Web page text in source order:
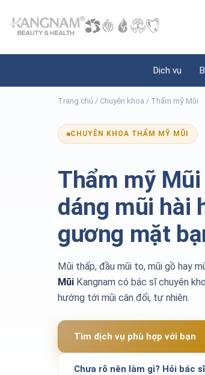
Dịch vụ
Trang chủ / Chuyên khoa / Thẩm mỹ Mũi
CHUYÊN KHOA THẨM MỸ MŨI
Thẩm mỹ
dáng mũi hài
gương mặt
Mũi thấp, đầu mũi to, mũi gồ hay
Mũi Kangnam có bác sĩ chuyên
hướng tới mũi cân đối, tự nhiên.
Tìm dịch vụ phù hợp với bạn
Chưa rõ nên làm gì? Hỏi bác